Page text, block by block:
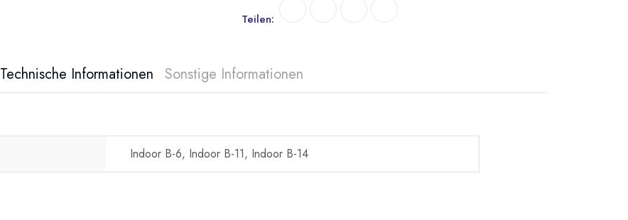
Teilen:
Technische Informationen Sonstige Informationen
Indoor B-6, Indoor B-11, Indoor B-14